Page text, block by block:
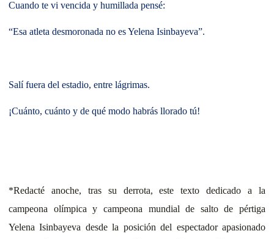
Cuando te vi vencida y humillada pensé:
“Esa atleta desmoronada no es Yelena Isinbayeva”.
Salí fuera del estadio, entre lágrimas.
¡Cuánto, cuánto y de qué modo habrás llorado tú!
*Redacté anoche, tras su derrota, este texto dedicado a la
campeona olímpica y campeona mundial de salto de pértiga
Yelena Isinbayeva desde la posición del espectador apasionado